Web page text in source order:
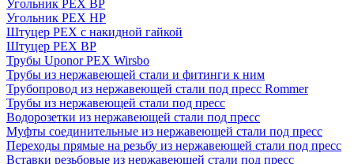
Угольник PEX ВР
Угольник PEX НР
Штуцер PEX c накидной гайкой
Штуцер PEX ВР
Трубы Uponor PEX Wirsbo
Трубы из нержавеющей стали и фитинги к ним
Трубопровод из нержавеющей стали под пресс Rommer
Трубы из нержавеющей стали под пресс
Водорозетки из нержавеющей стали под пресс
Муфты соединительные из нержавеющей стали под пресс
Переходы прямые на резьбу из нержавеющей стали под пресс
Вставки резьбовые из нержавеющей стали под пресс